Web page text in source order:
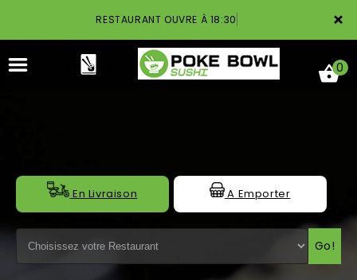
×
RESTAURANT OUVRE À 18:30
ACCUEIL
LA CARTE
0
En Livraison A Emporter
Go!